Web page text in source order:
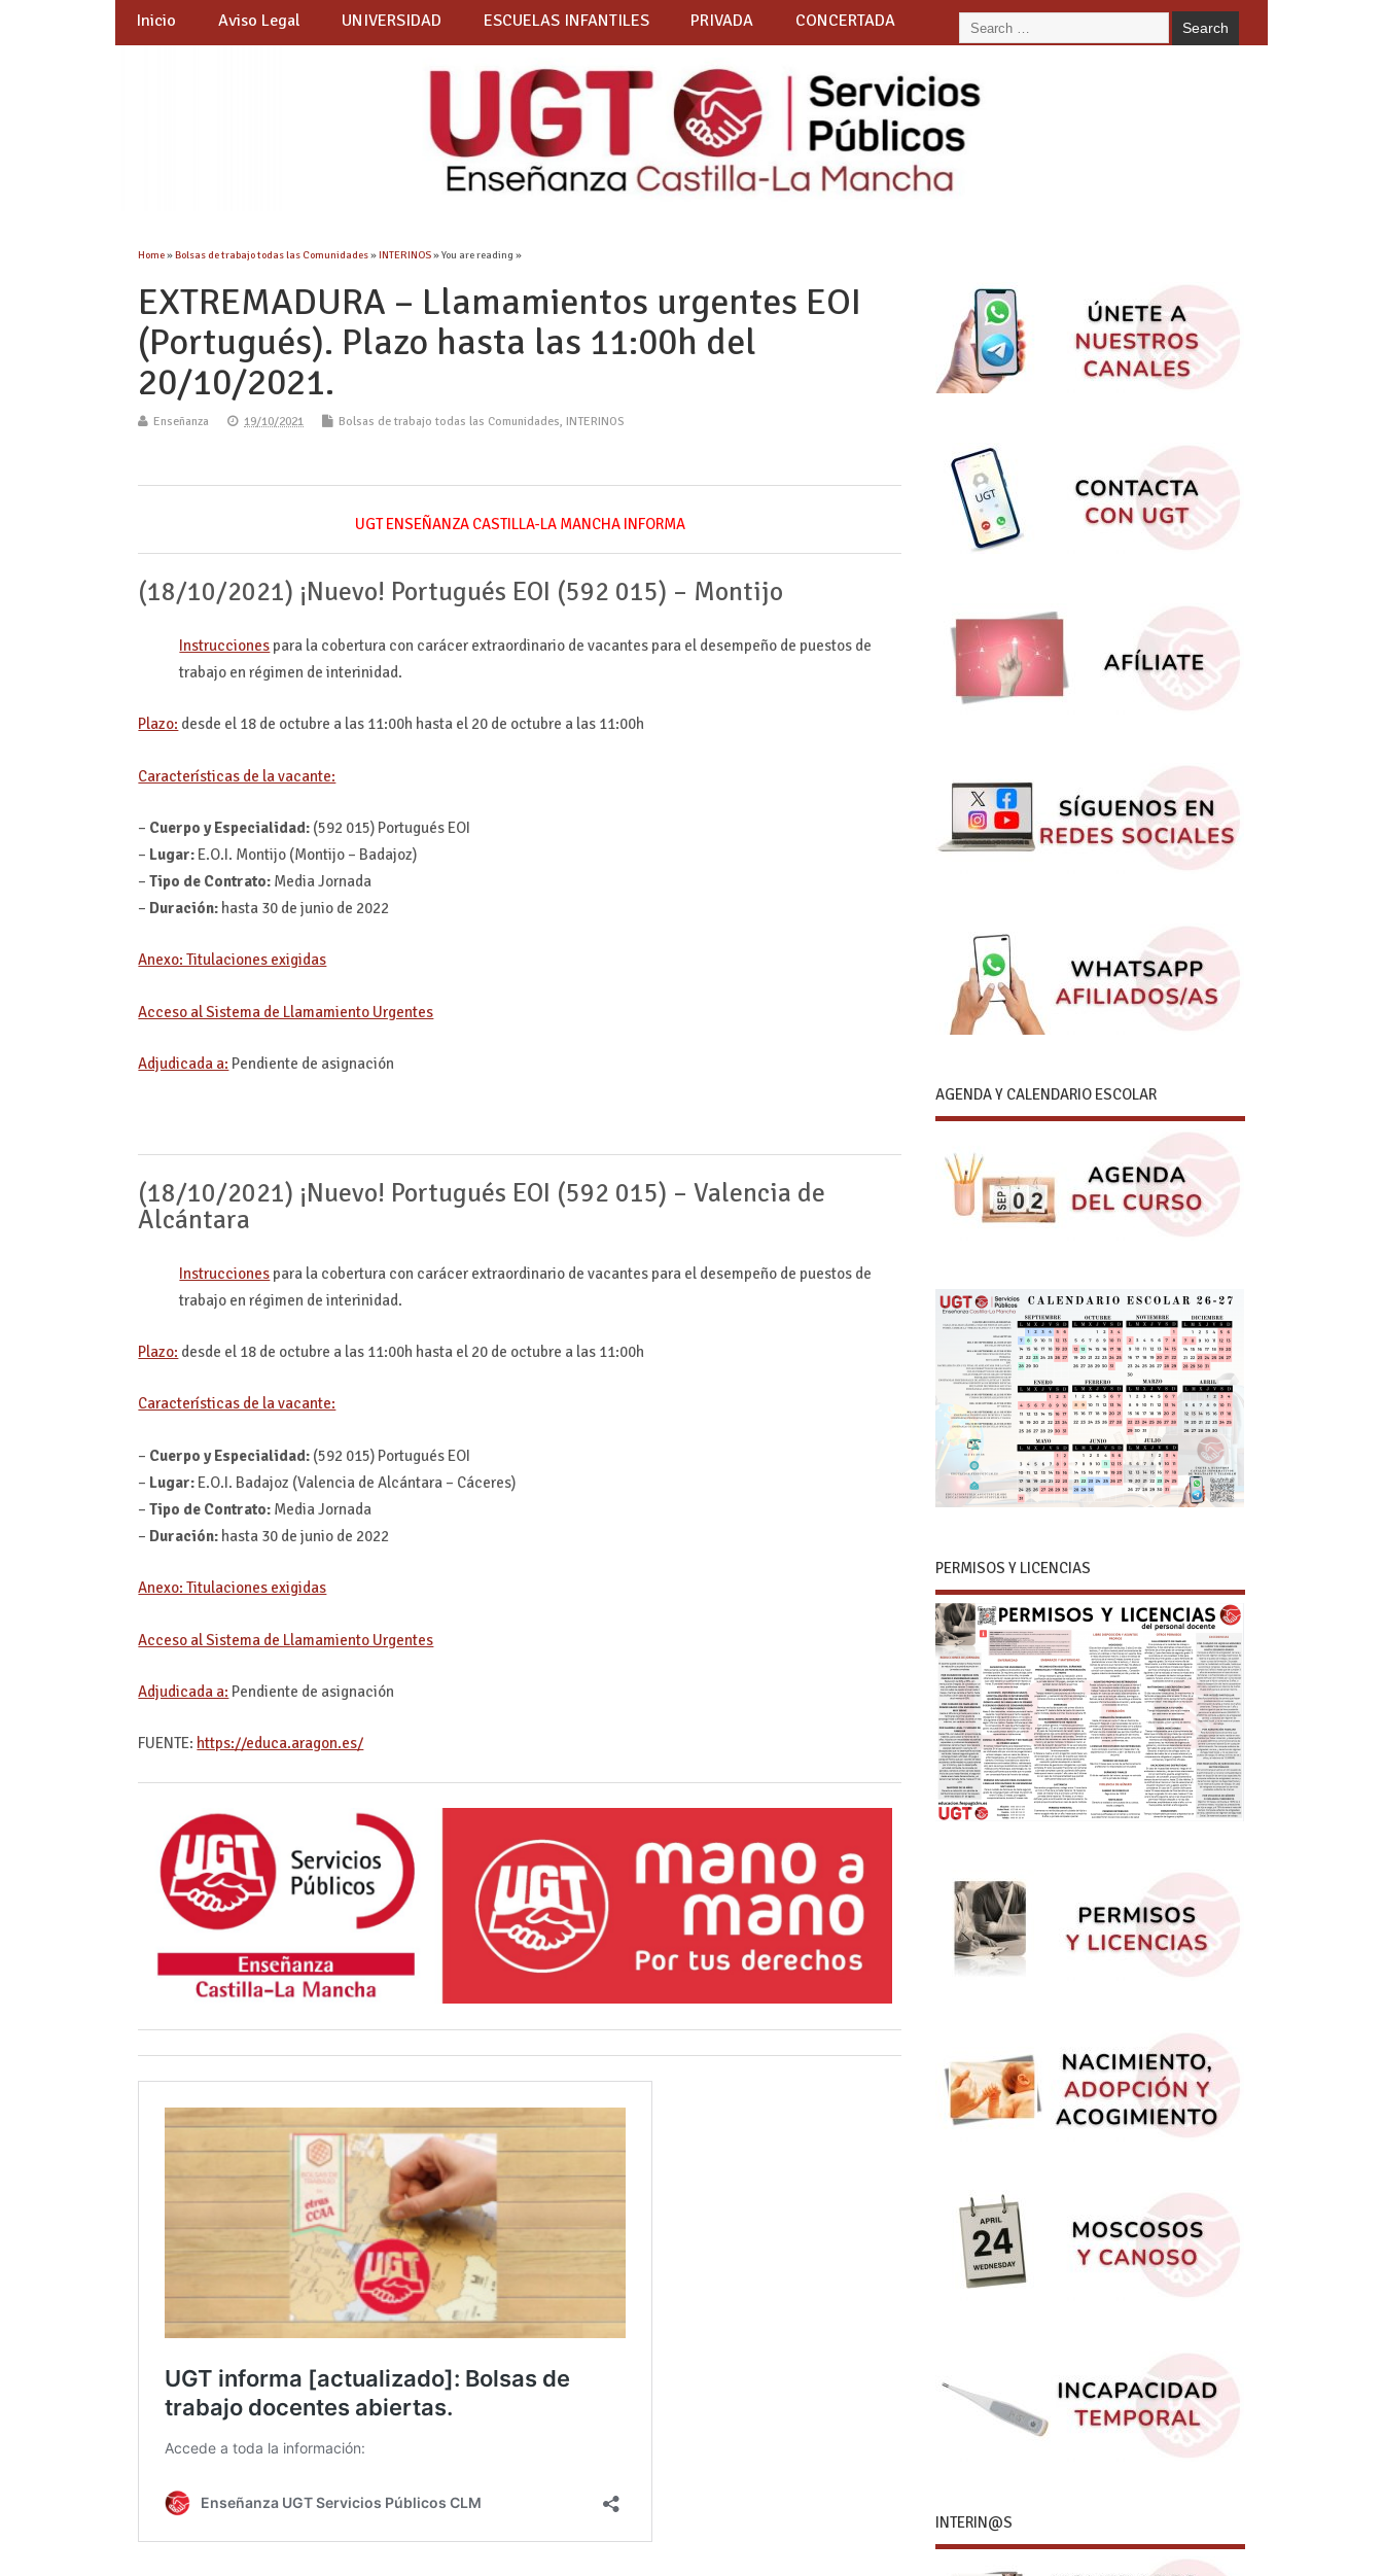
Inicio Aviso Legal UNIVERSIDAD ESCUELAS INFANTILES PRIVADA CONCERTADA
Home»Bolsas de trabajo todas las Comunidades»INTERINOS» You are reading »
EXTREMADURA – Llamamientos urgentes EOI
(Portugués). Plazo hasta las 11:00h del
20/10/2021.
Enseñanza 19/10/2021 Bolsas de trabajo todas las Comunidades, INTERINOS
UGT ENSEÑANZA CASTILLA-LA MANCHA INFORMA
(18/10/2021) ¡Nuevo! Portugués EOI (592 015) – Montijo
Instrucciones para la cobertura con carácer extraordinario de vacantes para el desempeño de puestos de
trabajo en régimen de interinidad.
Plazo: desde el 18 de octubre a las 11:00h hasta el 20 de octubre a las 11:00h
Características de la vacante:
– Cuerpo y Especialidad: (592 015) Portugués EOI
– Lugar: E.O.I. Montijo (Montijo – Badajoz)
–Tipo de Contrato: Media Jornada
– Duración: hasta 30 de junio de 2022
Anexo: Titulaciones exigidas
Acceso al Sistema de Llamamiento Urgentes
Adjudicada a: Pendiente de asignación
(18/10/2021) ¡Nuevo! Portugués EOI (592 015) – Valencia de
Alcántara
Instrucciones para la cobertura con carácer extraordinario de vacantes para el desempeño de puestos de
trabajo en régimen de interinidad.
Plazo: desde el 18 de octubre a las 11:00h hasta el 20 de octubre a las 11:00h
Características de la vacante:
– Cuerpo y Especialidad: (592 015) Portugués EOI
– Lugar: E.O.I. Badajoz (Valencia de Alcántara – Cáceres)
–Tipo de Contrato: Media Jornada
– Duración: hasta 30 de junio de 2022
Anexo: Titulaciones exigidas
Acceso al Sistema de Llamamiento Urgentes
Adjudicada a: Pendiente de asignación
FUENTE: https://educa.aragon.es/
AGENDA Y CALENDARIO ESCOLAR
PERMISOS Y LICENCIAS
INTERIN@S